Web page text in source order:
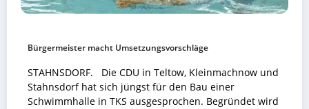
Bürgermeister macht Umsetzungsvorschläge
STAHNSDORF. Die CDU in Teltow, Kleinmachnow und
Stahnsdorf hat sich jüngst für den Bau einer
Schwimmhalle in TKS ausgesprochen. Begründet wird